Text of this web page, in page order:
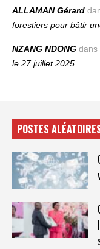
ALLAMAN Gérard
forestiers pour bâtir
NZANG NDONG dans
le 27 juillet 2025
POSTES